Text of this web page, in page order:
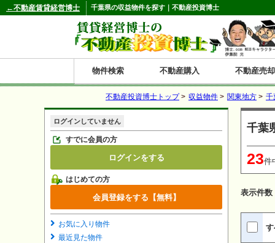
千葉県の収益物件を探す｜不動産投資博士
物件検索
北
海
道
東
北
青森
秋田
岩手
宮城
山形
福島
関
東
東京
埼玉
神奈川
千葉
茨城
栃木
群馬
信
州・
北
新潟
富山
石川
福井
長野
山梨
東
海
静岡
愛知
岐阜
三重
関
西
大阪
兵庫
京都
滋賀
奈良
和歌山
中
国・
四
鳥取
岡山
島根
広島
山口
香川
徳島
愛媛
高知
九
州
福岡
佐賀
長崎
熊本
大分
宮崎
鹿児島
沖縄
不動産購入 不動産売却
←不動産賃貸経営博士
不動産投資博士トップ> 収益物件 > 関東地方 > 千
千葉
23件
表示件数
ログインしていません
すでに会員の方
ログインをする
はじめての方
会員登録をする【無料】
お気に入り物件
最近見た物件